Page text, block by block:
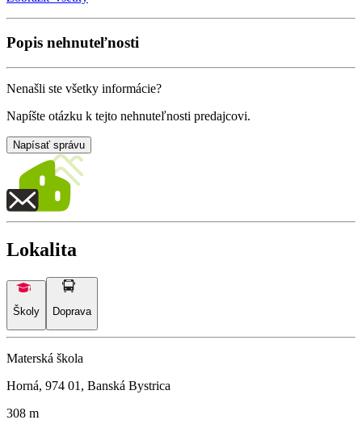
Popis nehnuteľnosti
Nenašli ste všetky informácie?
Napíšte otázku k tejto nehnuteľnosti predajcovi.
Napísať správu
Lokalita
Školy Doprava
Materská škola
Horná, 974 01, Banská Bystrica
308 m